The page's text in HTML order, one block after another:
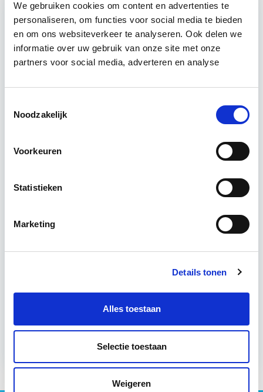
We gebruiken cookies om content en advertenties te
personaliseren, om functies voor social media te bieden
en om ons websiteverkeer te analyseren. Ook delen we
informatie over uw gebruik van onze site met onze
partners voor social media, adverteren en analyse
Noodzakelijk
Voorkeuren
Statistieken
Marketing
Details tonen
Alles toestaan
Selectie toestaan
Weigeren
Relevant bij dit artikel
Vastgoedrecht & Bouwrecht
Leer hoe je problemen voorkomt én hoe je (helaas
onvermijdelijke) incidentele juridische ongelukken
zo goed mogelijk zelf kunt afhandelen. Klassikaal
Meer informatie